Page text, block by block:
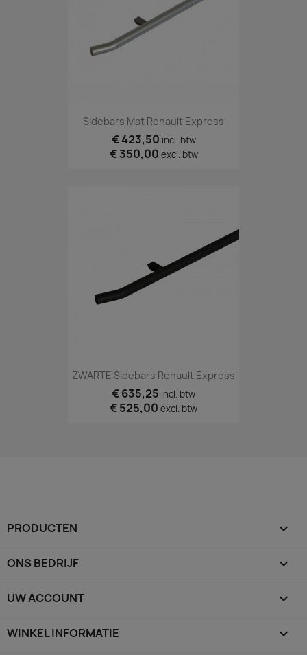
Sidebars Mat Renault Express
€ 423,50 incl. btw
€ 350,00 excl. btw
ZWARTE Sidebars Renault Express
€ 635,25 incl. btw
€ 525,00 excl. btw
PRODUCTEN 
ONS BEDRIJF 
UW ACCOUNT 
WINKEL INFORMATIE keyboard_arrow_down